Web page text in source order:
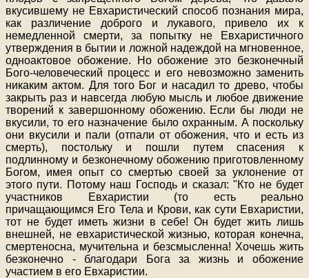
вкусившему не Евхаристический способ познания мира,
как различение доброго и лукавого, привело их к
немедленной смерти, за попытку не Евхаристичного
утверждения в бытии и ложной надеждой на мгновенное,
одноактовое обожение. Но обожение это безконечный
Бого-человеческий процесс и его невозможно заменить
никаким актом. Для того Бог и насадил то древо, чтобы
закрыть раз и навсегда любую мысль и любое движение
творений к завершонному обожению. Если бы люди не
вкусили, то его назначение было охранным. А поскольку
они вкусили и пали (отпали от обожения, что и есть из
смерть), постольку и пошли путем спасения к
подлинному и безконечному обожению приготовленному
Богом, имея опыт со смертью своей за уклонение от
этого пути. Потому наш Господь и сказал: "Кто не будет
участников Евхаристии (то есть реально
причащающимся Его Тела и Крови, как сути Евхаристии,
тот не будет иметь жизни в себе! Он будет жить лишь
внешней, не евхаристической жизнью, которая конечна,
смертеносна, мучительна и безсмысленна! Хочешь жить
безконечно - благодари Бога за жизнь и обожение
участием в его Евхаристии.